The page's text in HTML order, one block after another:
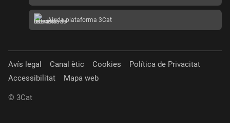
Ajuda plataforma 3Cat
Avís legal Canal ètic Cookies
Política de Privacitat
Accessibilitat
Mapa web
© 3Cat